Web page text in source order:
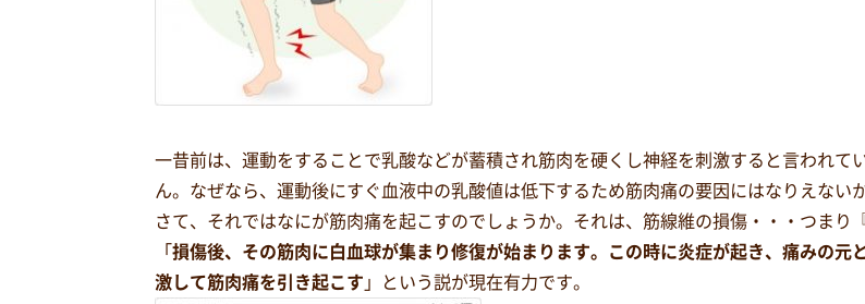
一昔前は、運動をすることで乳酸などが蓄積され筋肉を硬くし神経を刺激すると言われて
ん。なぜなら、運動後にすぐ血液中の乳酸値は低下するため筋肉痛の要因にはなりえない
さて、それではなにが筋肉痛を起こすのでしょうか。それは、筋線維の損傷・・・つまり
「 損傷後、その筋肉に白血球が集まり修復が始まります。この時に炎症が起き、痛みの元
激して筋肉痛を引き起こす 」という説が現在有力です。